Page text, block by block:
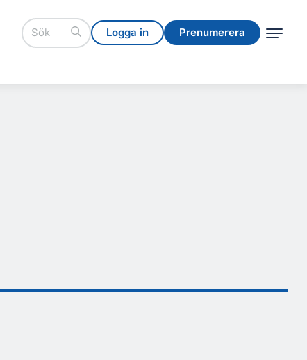
Logga in Prenumerera
Logga in Prenumerera